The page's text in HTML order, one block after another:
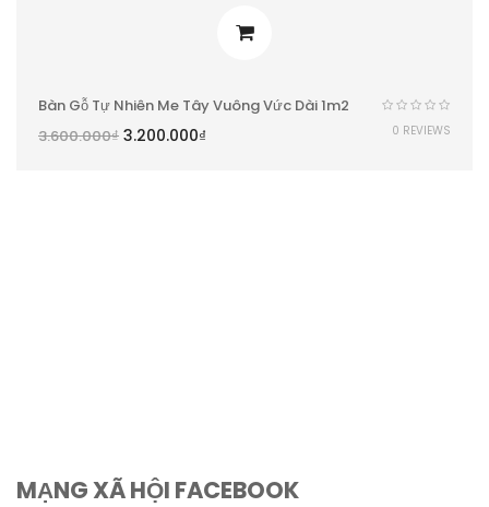
Bàn Gỗ Tự Nhiên Me Tây Vuông Vức Dài 1m2
3.600.000₫ 3.200.000₫ 0 REVIEWS
MẠNG XÃ HỘI FACEBOOK